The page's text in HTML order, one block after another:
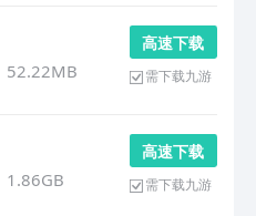
52.22MB
高 速 下 载
需下载九游
1.86GB
高 速 下 载
需下载九游